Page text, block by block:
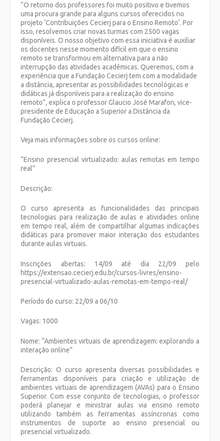
“O retorno dos professores foi muito positivo e tivemos
uma procura grande para alguns cursos oferecidos no
projeto ‘Contribuições Cecierj para o Ensino Remoto‘. Por
isso, resolvemos criar novas turmas com 2500 vagas
disponíveis. O nosso objetivo com essa iniciativa é auxiliar
os docentes nesse momento difícil em que o ensino
remoto se transformou em alternativa para a não
interrupção das atividades acadêmicas. Queremos, com a
experiência que a Fundação Cecierj tem com a modalidade
a distância, apresentar as possibilidades tecnológicas e
didáticas já disponíveis para a realização do ensino
remoto”, explica o professor Glaucio José Marafon, vice-
presidente de Educação a Superior a Distância da
Fundação Cecierj.
Veja mais informações sobre os cursos online:
“Ensino presencial virtualizado: aulas remotas em tempo
real”
Descrição:
O curso apresenta as funcionalidades das principais
tecnologias para realização de aulas e atividades online
em tempo real, além de compartilhar algumas indicações
didáticas para promover maior interação dos estudantes
durante aulas virtuais.
Inscrições abertas: 14/09 até dia 22/09 pelo
https://extensao.cecierj.edu.br/cursos-livres/ensino-
presencial-virtualizado-aulas-remotas-em-tempo-real/
Período do curso: 22/09 a 06/10
Vagas: 1000
Nome: “Ambientes virtuais de aprendizagem: explorando a
interação online”
Descrição: O curso apresenta diversas possibilidades e
ferramentas disponíveis para criação e utilização de
ambientes virtuais de aprendizagem (AVAs) para o Ensino
Superior. Com esse conjunto de tecnologias, o professor
poderá planejar e ministrar aulas via ensino remoto
utilizando também as ferramentas assíncronas como
instrumentos de suporte ao ensino presencial ou
presencial virtualizado.